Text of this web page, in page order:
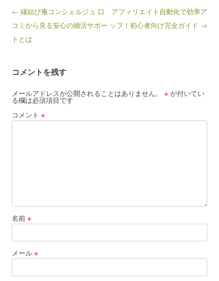
Post navigation
← 縁結び庵コンシェルジュ 口
コミから見る安心の婚活サポー
トとは
アフィリエイト自動化で効率ア
ップ！初心者向け完全ガイド →
コメントを残す
メールアドレスが公開されることはありません。 ※ が付いてい
る欄は必須項目です
コメント ※
名前 ※
メール ※